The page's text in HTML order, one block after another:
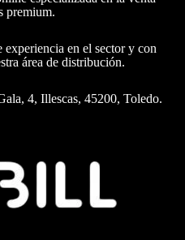
premium.
experiencia en el sector y con
área de distribución.
4, Illescas, 45200, Toledo.